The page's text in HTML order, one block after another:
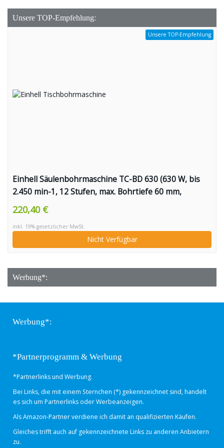
Unsere TOP-Empfehlung:
Unsere TOP-Empfehlung
Einhell Säulenbohrmaschine TC-BD 630 (630 W, bis
2.450 min-1, 12 Stufen, max. Bohrtiefe 60 mm,
Zahnkranzfutter 1,5-16 mm, einstellbarer
Tiefenanschlag, neig-/drehbarer Bohrtisch inkl.
Schraubstock)
220,40 €
inkl. 19% gesetzlicher MwSt.
Nicht Verfügbar
Werbung*:
Werbung*:
*Partnerprogramm & Werbung
*Partnerlinks und Werbung.
Bei Links, die mit einem Sternchen (*) gekennzeichnet sind, handelt
es sich um Partnerlinks oder Werbeanzeigen.
Als Amazon-Partner verdiene ich damit an qualifizierten Käufen.
Gleiches trifft auch auf gekennzeichnete Links zu anderen Anbietern
zu.